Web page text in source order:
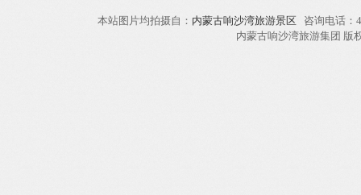
本站图片均拍摄自： 内蒙古响沙湾旅游景区 咨询电话
内蒙古响沙湾旅游集团